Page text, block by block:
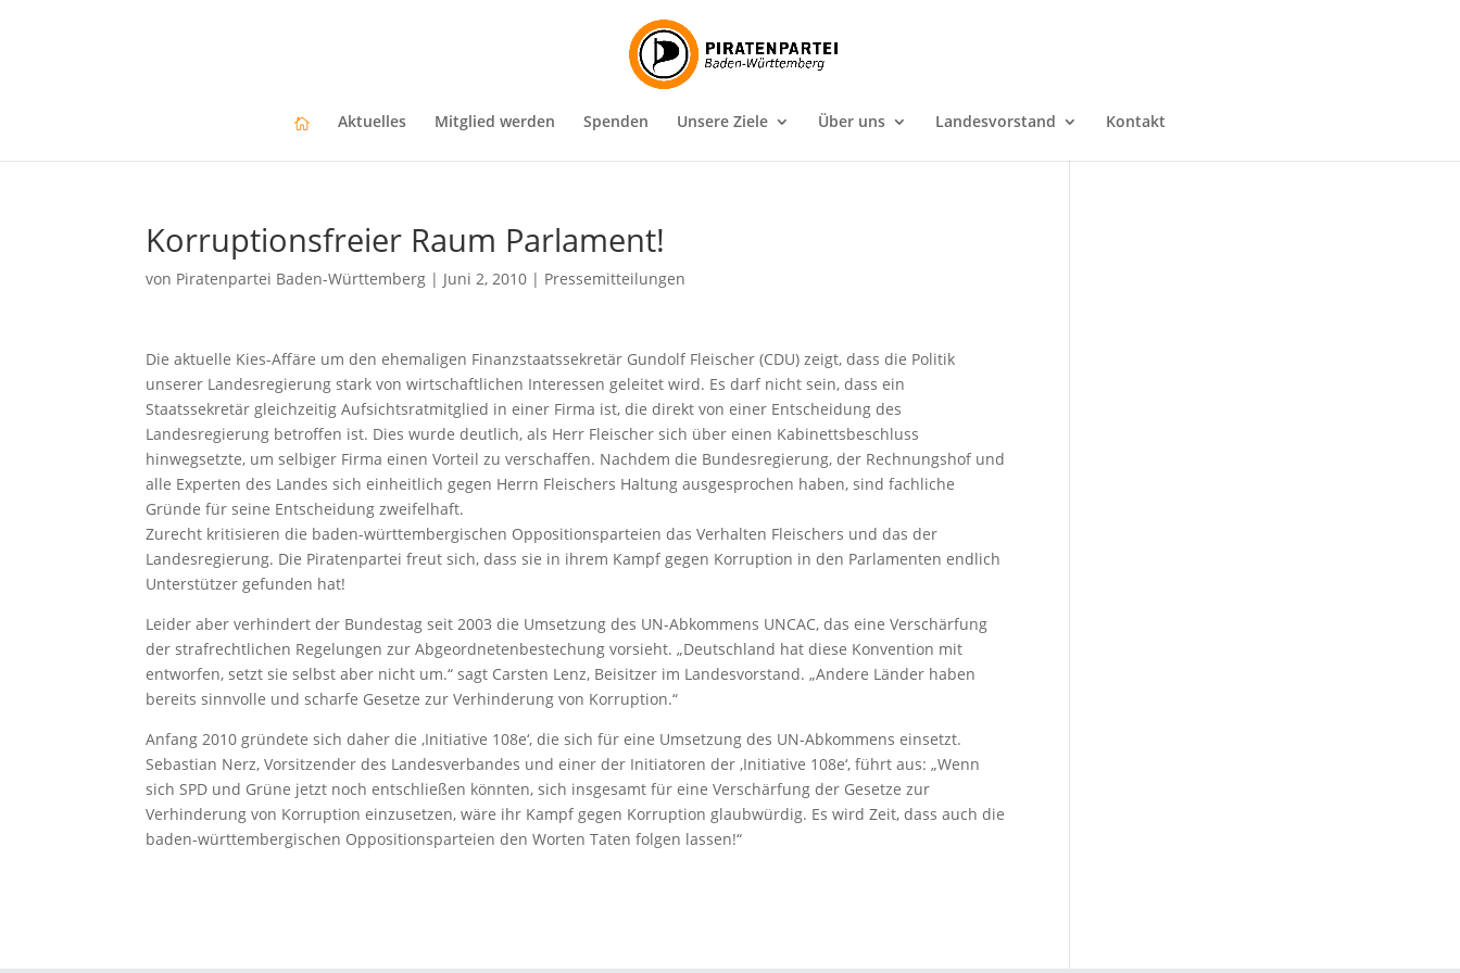
Aktuelles Mitglied werden Spenden Unsere Ziele Über uns Landesvorstand Kontakt
Korruptionsfreier Raum Parlament!
von Piratenpartei Baden-Württemberg | Juni 2, 2010 | Pressemitteilungen
Die aktuelle Kies-Affäre um den ehemaligen Finanzstaatssekretär Gundolf Fleischer (CDU) zeigt, dass die Politik
unserer Landesregierung stark von wirtschaftlichen Interessen geleitet wird. Es darf nicht sein, dass ein
Staatssekretär gleichzeitig Aufsichtsratmitglied in einer Firma ist, die direkt von einer Entscheidung des
Landesregierung betroffen ist. Dies wurde deutlich, als Herr Fleischer sich über einen Kabinettsbeschluss
hinwegsetzte, um selbiger Firma einen Vorteil zu verschaffen. Nachdem die Bundesregierung, der Rechnungshof und
alle Experten des Landes sich einheitlich gegen Herrn Fleischers Haltung ausgesprochen haben, sind fachliche
Gründe für seine Entscheidung zweifelhaft.
Zurecht kritisieren die baden-württembergischen Oppositionsparteien das Verhalten Fleischers und das der
Landesregierung. Die Piratenpartei freut sich, dass sie in ihrem Kampf gegen Korruption in den Parlamenten endlich
Unterstützer gefunden hat!
Leider aber verhindert der Bundestag seit 2003 die Umsetzung des UN-Abkommens UNCAC, das eine Verschärfung
der strafrechtlichen Regelungen zur Abgeordnetenbestechung vorsieht. „Deutschland hat diese Konvention mit
entworfen, setzt sie selbst aber nicht um.“ sagt Carsten Lenz, Beisitzer im Landesvorstand. „Andere Länder haben
bereits sinnvolle und scharfe Gesetze zur Verhinderung von Korruption.“
Anfang 2010 gründete sich daher die ‚Initiative 108e‘, die sich für eine Umsetzung des UN-Abkommens einsetzt.
Sebastian Nerz, Vorsitzender des Landesverbandes und einer der Initiatoren der ‚Initiative 108e‘, führt aus: „Wenn
sich SPD und Grüne jetzt noch entschließen könnten, sich insgesamt für eine Verschärfung der Gesetze zur
Verhinderung von Korruption einzusetzen, wäre ihr Kampf gegen Korruption glaubwürdig. Es wird Zeit, dass auch die
baden-württembergischen Oppositionsparteien den Worten Taten folgen lassen!“